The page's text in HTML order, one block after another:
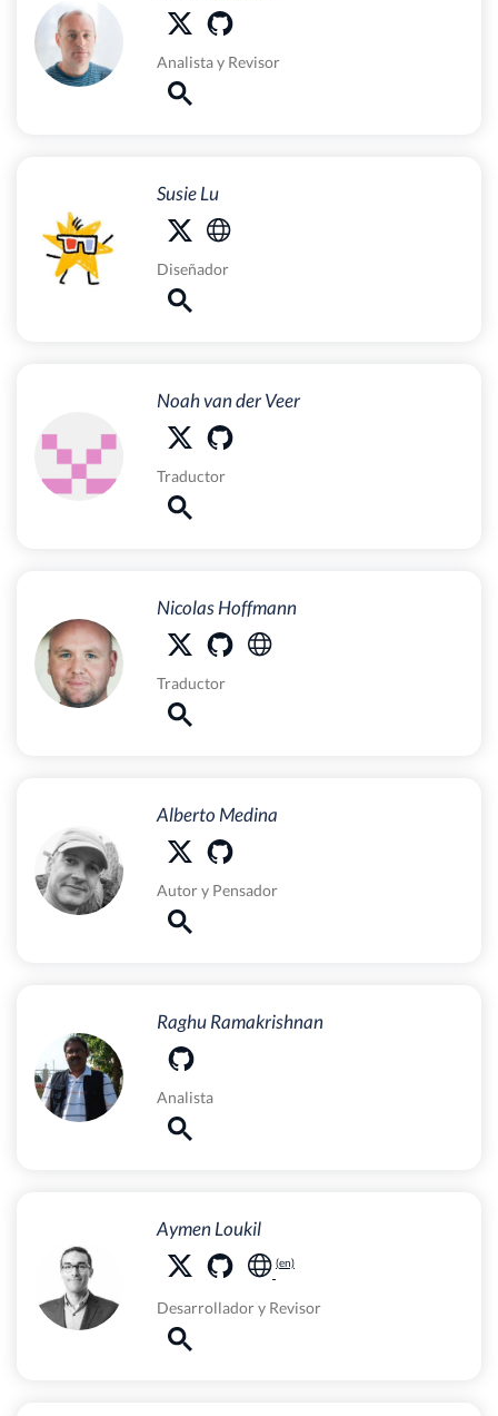
Analistay Revisor
Susie Lu
Diseñador
Noah van der Veer
Traductor
Nicolas Hoffmann
Traductor
Alberto Medina
Autory Pensador
Raghu Ramakrishnan
Analista
Aymen Loukil
Desarrolladory Revisor